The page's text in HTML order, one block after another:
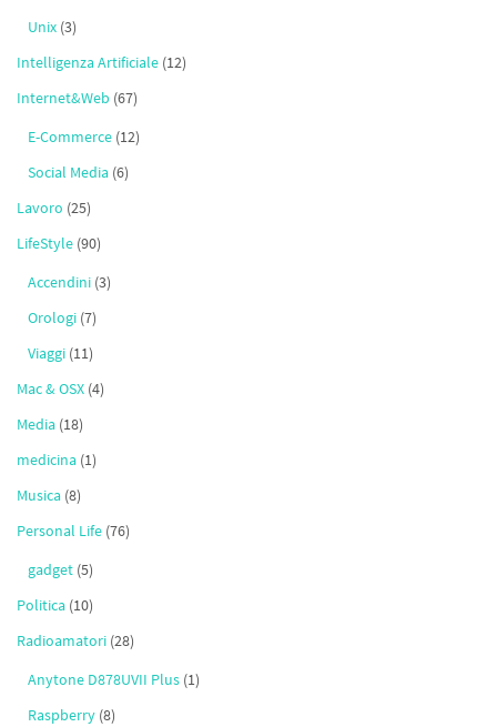
Unix (3)
Intelligenza Artificiale (12)
Internet&Web (67)
E-Commerce (12)
Social Media (6)
Lavoro (25)
LifeStyle (90)
Accendini (3)
Orologi (7)
Viaggi (11)
Mac & OSX (4)
Media (18)
medicina (1)
Musica (8)
Personal Life (76)
gadget (5)
Politica (10)
Radioamatori (28)
Anytone D878UVII Plus (1)
Raspberry (8)